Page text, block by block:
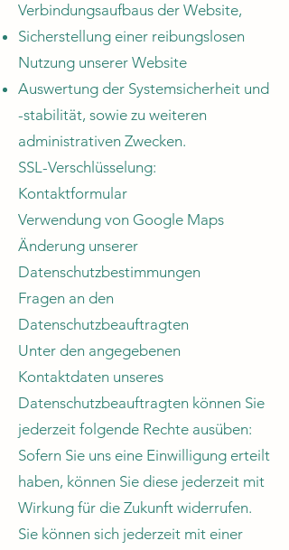
Verbindungsaufbaus der Website,
Sicherstellung einer reibungslosen
Nutzung unserer Website
Auswertung der Systemsicherheit und
-stabilität, sowie zu weiteren
administrativen Zwecken.
SSL-Verschlüsselung:
Kontaktformular
Verwendung von Google Maps
Änderung unserer
Datenschutzbestimmungen
Fragen an den
Datenschutzbeauftragten
Unter den angegebenen
Kontaktdaten unseres
Datenschutzbeauftragten können Sie
jederzeit folgende Rechte ausüben:
Sofern Sie uns eine Einwilligung erteilt
haben, können Sie diese jederzeit mit
Wirkung für die Zukunft widerrufen.
Sie können sich jederzeit mit einer